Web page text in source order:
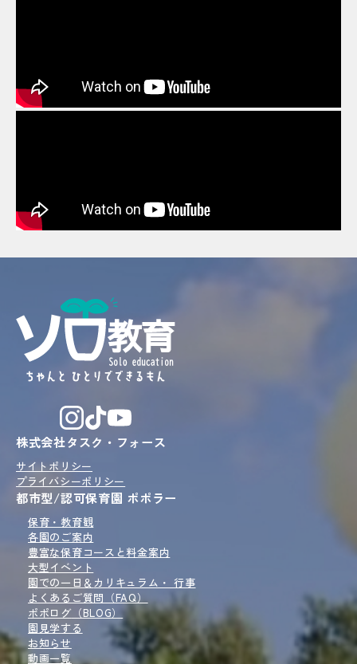
株式会社タスク・フォース
サイトポリシー
プライバシーポリシー
都市型/認可保育園 ポポラー
保育・教育観
各園のご案内
豊富な保育コースと料金案内
大型イベント
園での一日＆カリキュラム・ 行事
よくあるご質問（FAQ）
ポポログ （BLOG）
園見学する
お知らせ
動画一覧